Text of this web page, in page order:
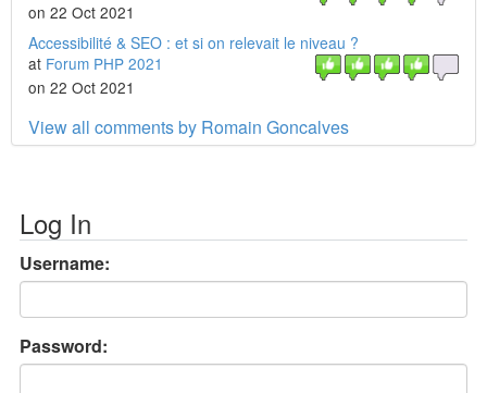
on 22 Oct 2021
Accessibilité & SEO : et si on relevait le niveau ?
at Forum PHP 2021
on 22 Oct 2021
View all comments by Romain Goncalves
Log In
Username:
Password: